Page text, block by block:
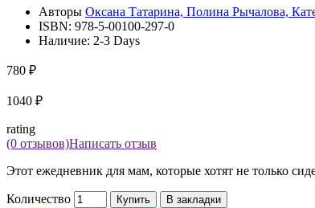
Авторы Оксана Татарина, Полина Рычалова,
ISBN: 978-5-00100-297-0
Наличие: 2-3 Days
780 ₽
1040 ₽
rating
(0 отзывов)Написать отзыв
Этот ежедневник для мам, которые хотят не только
Количество Купить В закладки